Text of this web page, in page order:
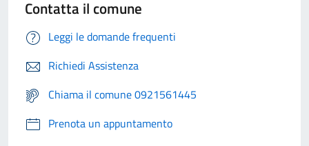
Contatta il comune
Leggi le domande frequenti
Richiedi Assistenza
Chiama il comune 0921561445
Prenota un appuntamento